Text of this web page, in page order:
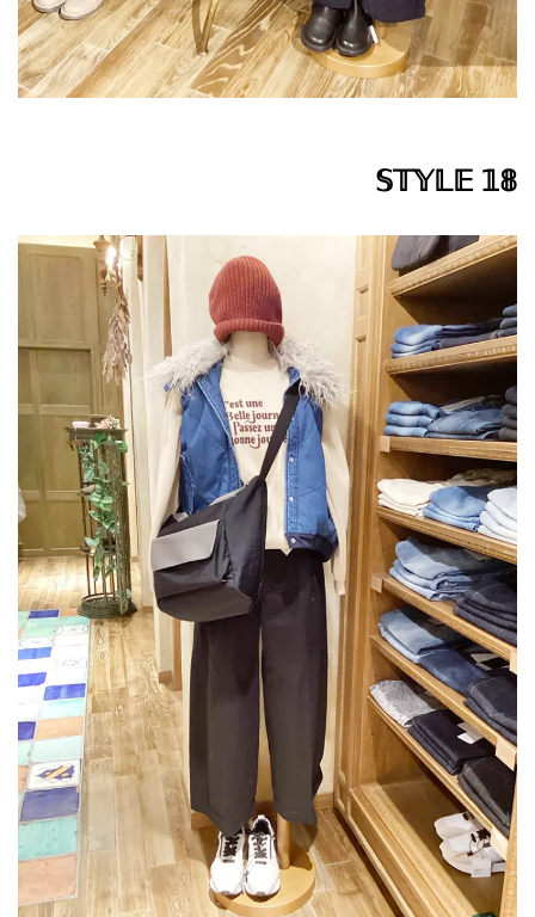
𝕊𝕋𝕐𝕃𝔼 𝟙𝟠